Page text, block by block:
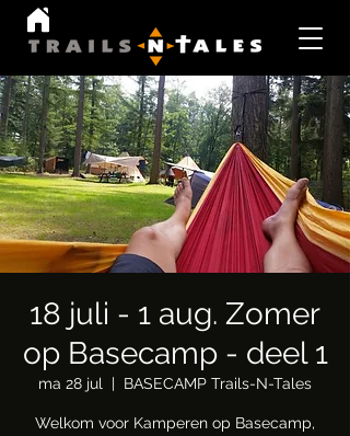
18 juli - 1 aug. Zomer
op Basecamp - deel 1
ma 28 jul
  |
BASECAMP Trails-N-Tales
Welkom voor Kamperen op Basecamp,